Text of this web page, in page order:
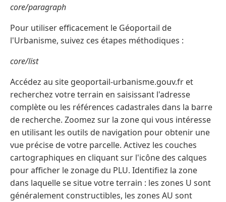
core/paragraph
Pour utiliser efficacement le Géoportail de
l'Urbanisme, suivez ces étapes méthodiques :
core/list
Accédez au site geoportail-urbanisme.gouv.fr et
recherchez votre terrain en saisissant l'adresse
complète ou les références cadastrales dans la barre
de recherche. Zoomez sur la zone qui vous intéresse
en utilisant les outils de navigation pour obtenir une
vue précise de votre parcelle. Activez les couches
cartographiques en cliquant sur l'icône des calques
pour afficher le zonage du PLU. Identifiez la zone
dans laquelle se situe votre terrain : les zones U sont
généralement constructibles, les zones AU sont